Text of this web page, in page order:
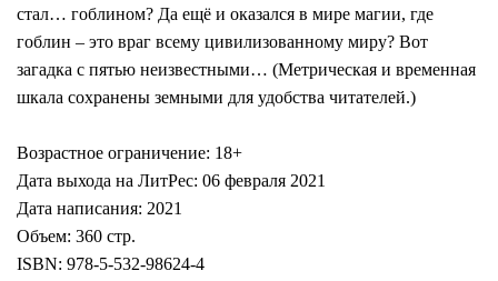
стал… гоблином? Да ещё и оказался в мире магии, где
гоблин – это враг всему цивилизованному миру? Вот
загадка с пятью неизвестными… (Метрическая и временная
шкала сохранены земными для удобства читателей.)
Возрастное ограничение: 18+
Дата выхода на ЛитРес: 06 февраля 2021
Дата написания: 2021
Объем: 360 стр.
ISBN: 978-5-532-98624-4